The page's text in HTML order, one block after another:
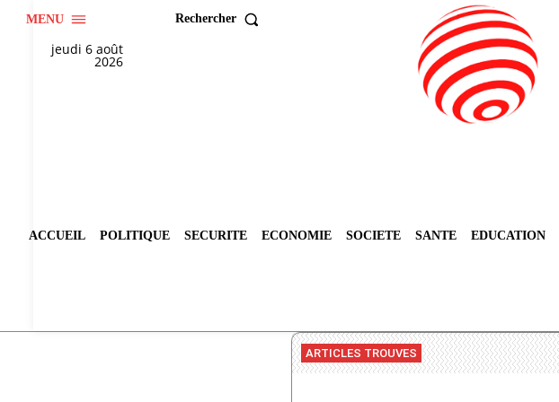
MENU Rechercher
jeudi 6 août
2026
ACCUEIL POLITIQUE SECURITE ECONOMIE SOCIETE SANTE EDUCATION
ARTICLES TROUVES